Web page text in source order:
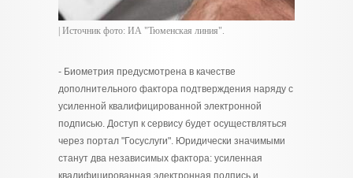
| Источник фото: ИА "Тюменская линия".
- Биометрия предусмотрена в качестве
дополнительного фактора подтверждения наряду с
усиленной квалифицированной электронной
подписью. Доступ к сервису будет осуществляться
через портал "Госуслуги". Юридически значимыми
станут два независимых фактора: усиленная
квалифицированная электронная подпись и